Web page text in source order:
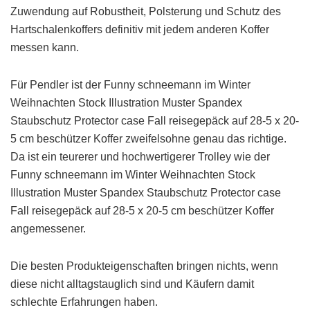
Zuwendung auf Robustheit, Polsterung und Schutz des
Hartschalenkoffers definitiv mit jedem anderen Koffer
messen kann.
Für Pendler ist der Funny schneemann im Winter
Weihnachten Stock Illustration Muster Spandex
Staubschutz Protector case Fall reisegepäck auf 28-5 x 20-
5 cm beschützer Koffer zweifelsohne genau das richtige.
Da ist ein teurerer und hochwertigerer Trolley wie der
Funny schneemann im Winter Weihnachten Stock
Illustration Muster Spandex Staubschutz Protector case
Fall reisegepäck auf 28-5 x 20-5 cm beschützer Koffer
angemessener.
Die besten Produkteigenschaften bringen nichts, wenn
diese nicht alltagstauglich sind und Käufern damit
schlechte Erfahrungen haben.